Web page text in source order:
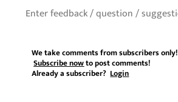
We take comments from subscribers only!
Subscribe nowto post comments!
Already a subscriber?Login